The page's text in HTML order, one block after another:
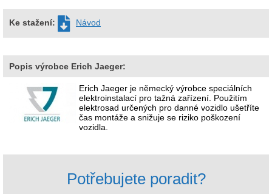
Ke stažení: Návod
Popis výrobce Erich Jaeger:
Erich Jaeger je německý výrobce speciálních
elektroinstalací pro tažná zařízení. Použitím
elektrosad určených pro danné vozidlo ušetříte
čas montáže a snižuje se riziko poškození
vozidla.
Potřebujete poradit?